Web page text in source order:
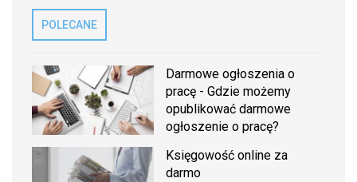
POLECANE
Darmowe ogłoszenia o
pracę - Gdzie możemy
opublikować darmowe
ogłoszenie o pracę?
Księgowość online za
darmo